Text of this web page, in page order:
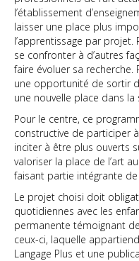
l’établissement
laisser une place plus
l’apprentissage par projet.
se confronter à d’autres
faire évoluer sa recherche.
une opportunité de sortir
une nouvelle place dans la
Pour le centre, ce
constructive de participer
inciter à être plus ouverts
valoriser la place de l’art
faisant partie intégrante de
Le projet choisi doit
quotidiennes avec les
permanente témoignant
ceux-ci, laquelle
Langage Plus et une